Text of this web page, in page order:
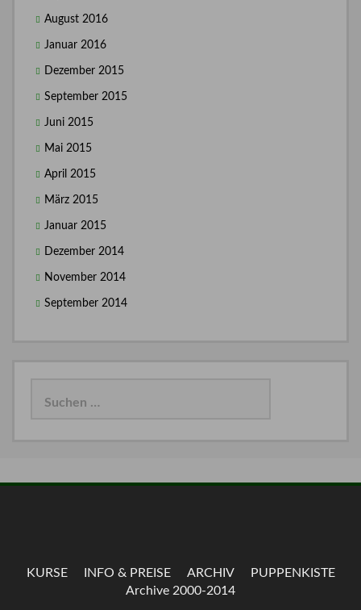
August 2016
Januar 2016
Dezember 2015
September 2015
Juni 2015
Mai 2015
April 2015
März 2015
Januar 2015
Dezember 2014
November 2014
September 2014
KURSE INFO & PREISE ARCHIV
PUPPENKISTE
Archive 2000-2014